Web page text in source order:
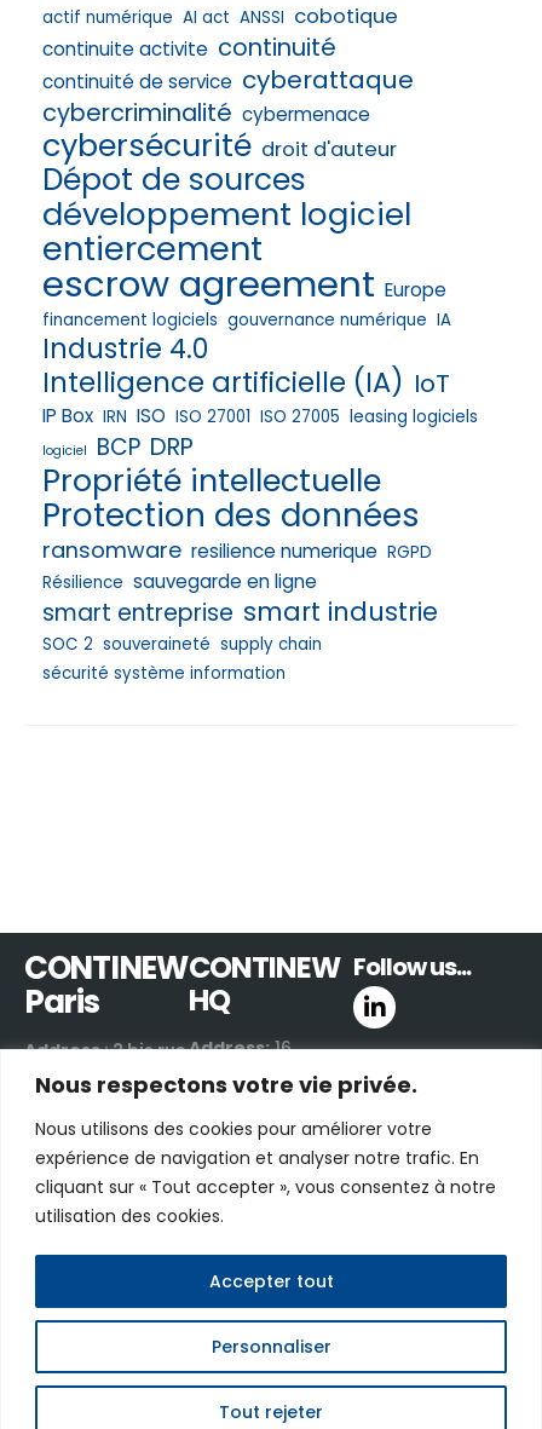
Nous respectons votre vie privée.
Nous utilisons des cookies pour améliorer votre
expérience de navigation et analyser notre trafic. En
cliquant sur « Tout accepter », vous consentez à notre
utilisation des cookies.
Personnaliser
Tout rejeter
Accepter tout
actif numérique AI act ANSSI cobotique
continuite activite continuité
continuité de service cyberattaque
cybercriminalité cybermenace
cybersécurité droit d'auteur
Dépot de sources
développement logiciel
entiercement
escrow agreement Europe
financement logiciels gouvernance numérique IA
Industrie 4.0
Intelligence artificielle (IA) IoT
IP Box IRN ISO ISO 27001 ISO 27005 leasing logiciels
logiciel BCP DRP
Propriété intellectuelle
Protection des données
ransomware resilience numerique RGPD
Résilience sauvegarde en ligne
smart entreprise smart industrie
SOC 2 souveraineté supply chain
sécurité système information
CONTINEW
Paris
Address: 2 bis rue
de Villiers
Perret | France
Email:contact us
by e-mail
06 70 03
CONTINEW
HQ
Address:16
Boulevard de
42300 Roanne |
France
Email: contact us
by e-mail
Phone: +33 (0)4
81 17 00 40
Follow us...
CONTINEW © 2026 - Tous droits réservés
Privacy
Terms of use Legal notices
FAQ